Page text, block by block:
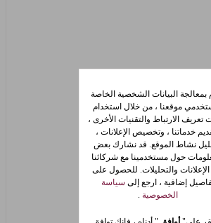
بمعالجة البيانات الشخصية الخاصة
موقعنا ، من خلال استخدام
تعريف الارتباط والتقنيات الأخرى ،
خدماتنا ، وتخصيص الإعلانات ،
نشاط الموقع. قد نشارك بعض
حول مستخدمينا مع شركائنا
والتحليلات. للحصول على
إضافية ، ارجع إلى سياسة
الخصوصية .